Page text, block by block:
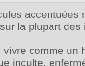
accentuées
la plupart des
vivre comme un
inculte,